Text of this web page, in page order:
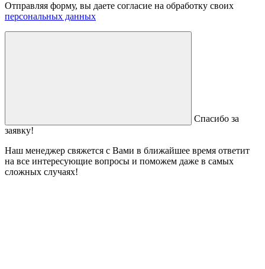
Отправляя форму, вы даете согласие на обработку своих
персональных данных
Спасибо за
заявку!
Наш менеджер свяжется с Вами в ближайшее время ответит
на все интересующие вопросы и поможем даже в самых
сложных случаях!